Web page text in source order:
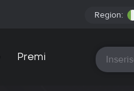
Region:
Premi Tutte